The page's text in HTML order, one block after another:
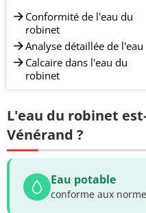
Conformité de l'eau du
robinet
Analyse détaillée de l'eau
Calcaire dans l'eau du
robinet
L'eau du robinet
Vénérand ?
Eau potable
conforme aux